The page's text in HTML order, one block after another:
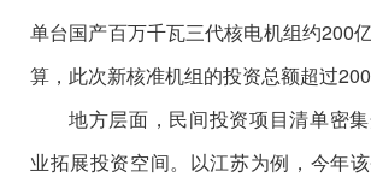
单台国产百万千瓦三代核电机组约200
算，此次新核准机组的投资总额超过
地方层面，民间投资项目清单密
业拓展投资空间。以江苏为例，今年